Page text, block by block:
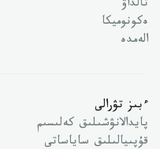
تالداۋ
ەكونوميكا
الەمدە
ءبىز تۋرالى
پايدالانۋشىلىق كەلىسىم
قۇپىيالىلىق ساياساتى